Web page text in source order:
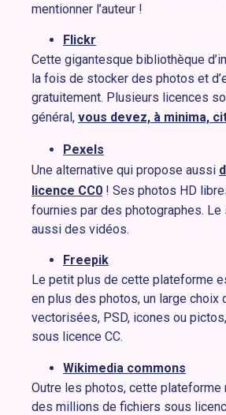
mentionner l’auteur !
Flickr
Cette gigantesque bibliothèque
la fois de stocker des photos et
gratuitement. Plusieurs licences
général, vous devez, à minima,
Pexels
Une alternative qui propose aussi
licence CC0 ! Ses photos HD
fournies par des photographes.
aussi des vidéos.
Freepik
Le petit plus de cette plateforme
en plus des photos, un large choix
vectorisées, PSD, icones ou
sous licence CC.
Wikimedia commons
Outre les photos, cette
des millions de fichiers sous